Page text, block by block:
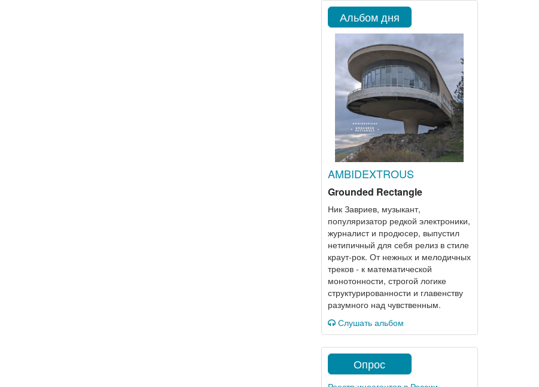
Альбом дня
AMBIDEXTROUS
Grounded Rectangle
Ник Завриев, музыкант,
популяризатор редкой электроники,
журналист и продюсер, выпустил
нетипичный для себя релиз в стиле
краут-рок. От нежных и мелодичных
треков - к математической
монотонности, строгой логике
структурированности и главенству
разумного над чувственным.
Слушать альбом
Опрос